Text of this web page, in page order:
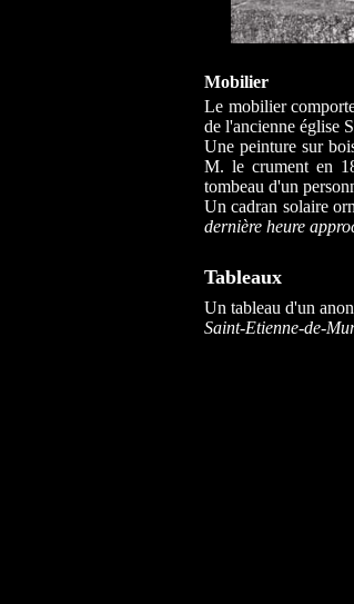
Mobilier
Le mobilier
de l'ancienne église
Une peinture sur
M. le crument en
tombeau d'un
Un cadran solaire
dernière heure
Tableaux
Un tableau d'un
Saint-Etienne-de-